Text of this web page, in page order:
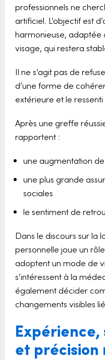
professionnels ne
artificiel. L’objectif est
harmonieuse, adaptée
visage, qui restera
Il ne s’agit pas de
d’une forme de
extérieure et le ressenti
Après une greffe
rapportent :
une augmentation
une plus grande
sociales
le sentiment de
Dans le discours sur la
personnelle joue un
adoptent un mode de
s’intéressent à la
également décider
changements visibles
et précision